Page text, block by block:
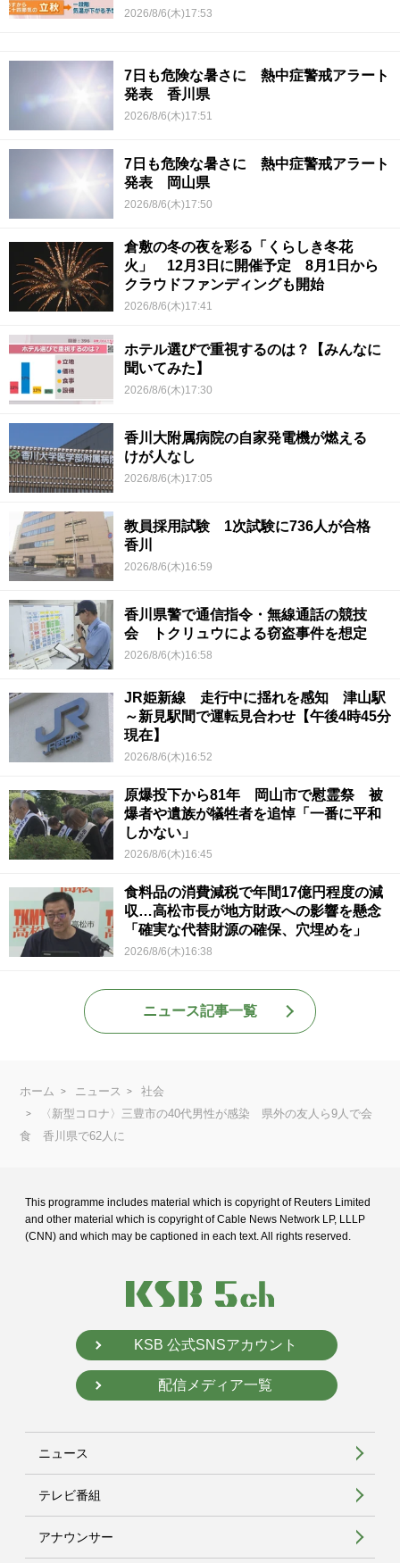
2026/8/6(木)17:53
7日も危険な暑さに 熱中症警戒アラート
発表 香川県
2026/8/6(木)17:51
7日も危険な暑さに 熱中症警戒アラート
発表 岡山県
2026/8/6(木)17:50
倉敷の冬の夜を彩る「くらしき冬花
火」 12月3日に開催予定 8月1日から
クラウドファンディングも開始
2026/8/6(木)17:41
ホテル選びで重視するのは？【みんなに
聞いてみた】
2026/8/6(木)17:30
香川大附属病院の自家発電機が燃える
けが人なし
2026/8/6(木)17:05
教員採用試験 1次試験に736人が合格
香川
2026/8/6(木)16:59
香川県警で通信指令・無線通話の競技
会 トクリュウによる窃盗事件を想定
2026/8/6(木)16:58
JR姫新線 走行中に揺れを感知 津山駅
～新見駅間で運転見合わせ【午後4時45分
現在】
2026/8/6(木)16:52
原爆投下から81年 岡山市で慰霊祭 被
爆者や遺族が犠牲者を追悼「一番に平和
しかない」
2026/8/6(木)16:45
食料品の消費減税で年間17億円程度の減
収…高松市長が地方財政への影響を懸念
「確実な代替財源の確保、穴埋めを」
2026/8/6(木)16:38
ニュース記事一覧
ホーム ニュース
社会
〈新型コロナ〉三豊市の40代男性が感染 県外の友人ら9人で会
食 香川県で62人に
This programme includes material which is copyright of Reuters Limited
and other material which is copyright of Cable News Network LP, LLLP
(CNN) and which may be captioned in each text. All rights reserved.
KSB 公式SNSアカウント
配信メディア一覧
ニュース
テレビ番組
アナウンサー